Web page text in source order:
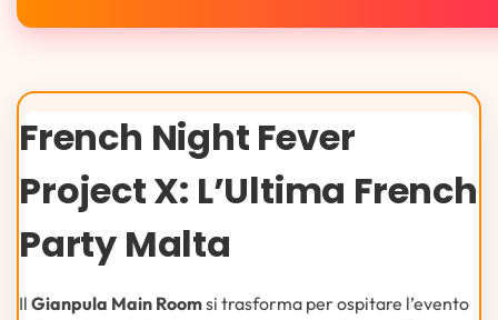
French Night Fever
Project X: L’Ultima French
Party Malta
Il Gianpula Main Roomsi trasforma per ospitare l’evento